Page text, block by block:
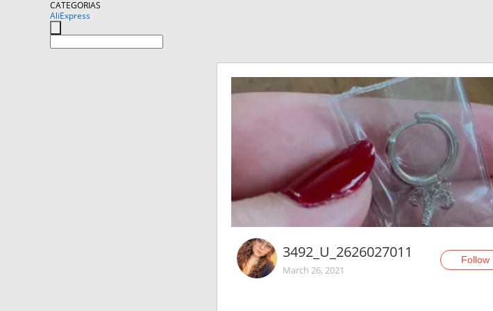
CATEGORIAS
AliExpress
3492_U_2626027011
March 26, 2021
Follow